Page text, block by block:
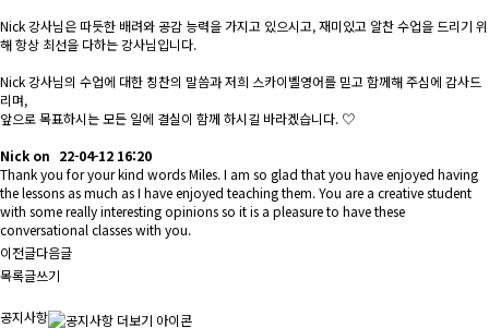
Nick 강사님은 따듯한 배려와 공감 능력을 가지고 있으시고, 재미있고 알찬 수업을 드리기 위
해 항상 최선을 다하는 강사님입니다.
Nick 강사님의 수업에 대한 칭찬의 말씀과 저희 스카이벨영어를 믿고 함께해 주심에 감사드
리며,
앞으로 목표하시는 모든 일에 결실이 함께 하시길 바라겠습니다. ♡
Nick on 22-04-12 16:20
Thank you for your kind words Miles. I am so glad that you have enjoyed having
the lessons as much as I have enjoyed teaching them. You are a creative student
with some really interesting opinions so it is a pleasure to have these
conversational classes with you.
이전글다음글
목록글쓰기
공지사항